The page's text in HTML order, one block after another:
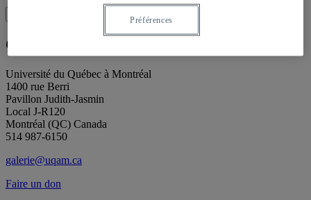
for:
Search
Galerie de l’UQAM
Université du Québec à Montréal
1400 rue Berri
Pavillon Judith-Jasmin
Local J-R120
Montréal (QC) Canada
514 987-6150
galerie@uqam.ca
Faire un don
Préférences